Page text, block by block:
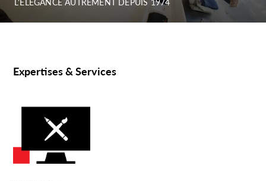
L'ÉLÉGANCE AUTREMENT DEPUIS 1974
Expertises & Services